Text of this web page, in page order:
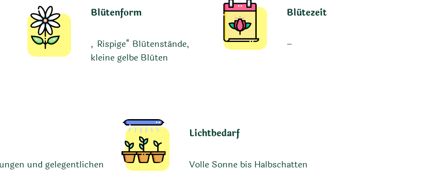
Blütenform
„Rispige“ Blütenstände,
kleine gelbe Blüten
Blütezeit
–
und gelegentlichen
Lichtbedarf
Volle Sonne bis Halbschatten